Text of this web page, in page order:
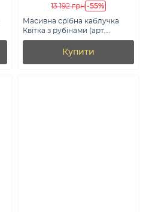
13 192 грн -55%
Масивна срібна каблучка
Квітка з рубінами (арт.
7501/2073581Р)
Купити